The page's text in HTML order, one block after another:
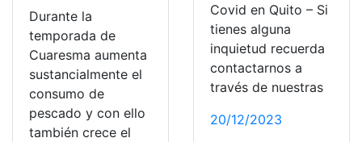
Durante la
temporada de
Cuaresma aumenta
sustancialmente el
consumo de
pescado y con ello
también crece el
Covid en Quito – Si
tienes alguna
inquietud recuerda
contactarnos a
través de nuestras
20/12/2023